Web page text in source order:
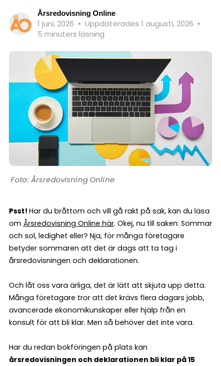
Årsredovisning Online
1 juni, 2026 • Uppdaterades 1 augusti, 2026 •
5 minuters läsning
Årsredovisning Online
Psst! Har du bråttom och vill gå rakt på sak, kan du läsa
om Årsredovisning Online här. Okej, nu till saken: Sommar
och sol, ledighet eller? Nja, för många företagare
betyder sommaren att det är dags att ta tag i
årsredovisningen och deklarationen.
Och låt oss vara ärliga, det är lätt att skjuta upp detta.
Många företagare tror att det krävs flera dagars jobb,
avancerade ekonomikunskaper eller hjälp från en
konsult för att bli klar. Men så behöver det inte vara.
Har du redan bokföringen på plats kan
årsredovisningen och deklarationen bli klar på 15